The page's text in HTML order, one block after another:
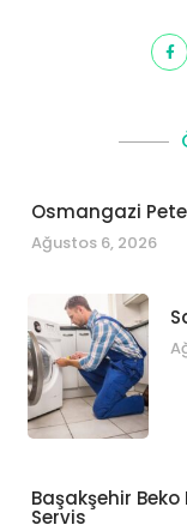
Osmangazi
Ağustos 6, 2026
Başakşehir
Servis